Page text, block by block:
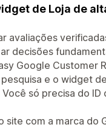
de Loja de
avaliações
decisões
Google Customer
e o widget
só precisa do ID
site com a marca do